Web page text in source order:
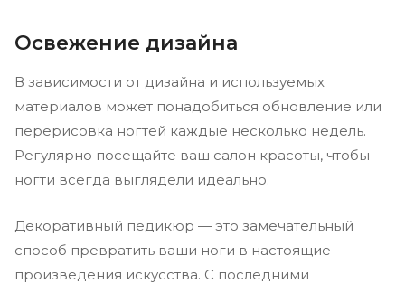
Освежение дизайна
В зависимости от дизайна и используемых
материалов может понадобиться обновление или
перерисовка ногтей каждые несколько недель.
Регулярно посещайте ваш салон красоты, чтобы
ногти всегда выглядели идеально.
Декоративный педикюр — это замечательный
способ превратить ваши ноги в настоящие
произведения искусства. С последними